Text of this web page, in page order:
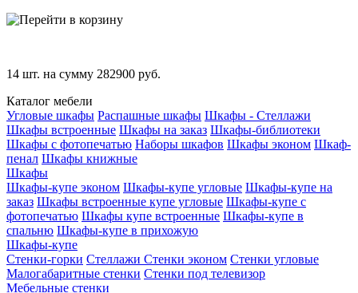
14 шт. на сумму 282900 руб.
Каталог мебели
Угловые шкафы Распашные шкафы Шкафы - Стеллажи
Шкафы встроенные Шкафы на заказ Шкафы-библиотеки
Шкафы с фотопечатью Наборы шкафов Шкафы эконом Шкаф-
пенал Шкафы книжные
Шкафы
Шкафы-купе эконом Шкафы-купе угловые Шкафы-купе на
заказ Шкафы встроенные купе угловые Шкафы-купе с
фотопечатью Шкафы купе встроенные Шкафы-купе в
спальню Шкафы-купе в прихожую
Шкафы-купе
Стенки-горки Стеллажи Стенки эконом Стенки угловые
Малогабаритные стенки Стенки под телевизор
Мебельные стенки